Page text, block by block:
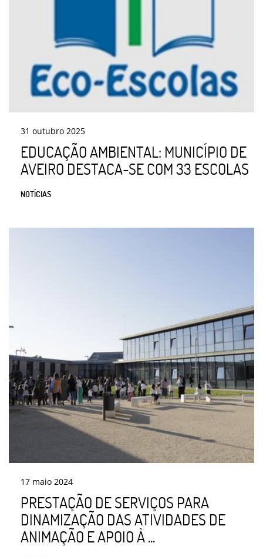
31 outubro 2025
EDUCAÇÃO AMBIENTAL: MUNICÍPIO DE
AVEIRO DESTACA-SE COM 33 ESCOLAS
NOTÍCIAS
17 maio 2024
PRESTAÇÃO DE SERVIÇOS PARA
DINAMIZAÇÃO DAS ATIVIDADES DE
ANIMAÇÃO E APOIO À ...